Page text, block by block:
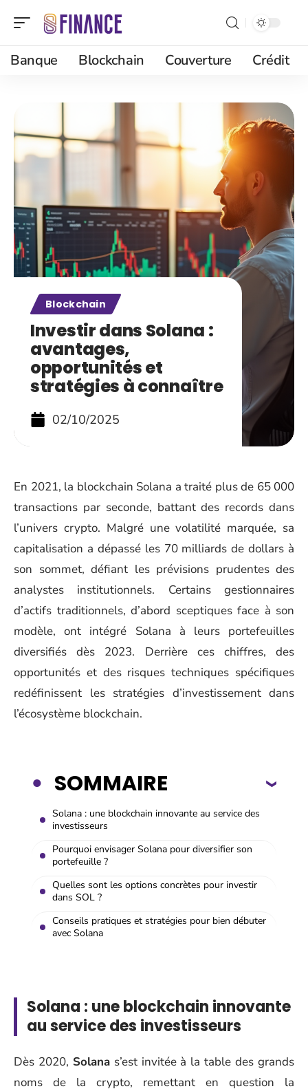
Banque Blockchain Couverture Crédit
Blockchain
Investir dans Solana :
avantages,
opportunités et
stratégies à connaître
02/10/2025
En 2021, la blockchain Solana a traité plus de 65 000
transactions par seconde, battant des records dans
l’univers crypto. Malgré une volatilité marquée, sa
capitalisation a dépassé les 70 milliards de dollars à
son sommet, défiant les prévisions prudentes des
analystes institutionnels. Certains gestionnaires
d’actifs traditionnels, d’abord sceptiques face à son
modèle, ont intégré Solana à leurs portefeuilles
diversifiés dès 2023. Derrière ces chiffres, des
opportunités et des risques techniques spécifiques
redéfinissent les stratégies d’investissement dans
l’écosystème blockchain.
SOMMAIRE
Solana : une blockchain innovante au service des
investisseurs
Pourquoi envisager Solana pour diversifier son
portefeuille ?
Quelles sont les options concrètes pour investir
dans SOL ?
Conseils pratiques et stratégies pour bien débuter
avec Solana
Solana : une blockchain innovante
au service des investisseurs
Dès 2020, Solanas’est invitée à la table des grands
noms de la crypto, remettant en question la